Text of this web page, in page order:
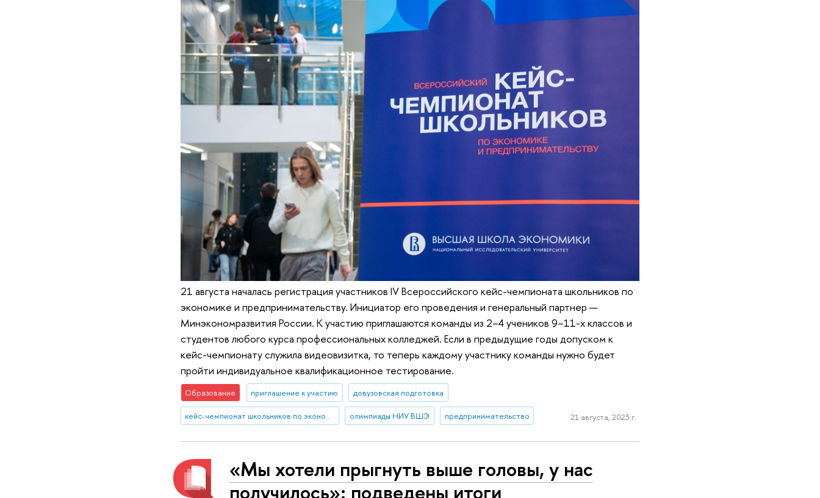
21 августа началась регистрация участников IV Всероссийского кейс-чемпионата школьников по
экономике и предпринимательству. Инициатор его проведения и генеральный партнер —
Минэкономразвития России. К участию приглашаются команды из 2–4 учеников 9–11-х классов и
студентов любого курса профессиональных колледжей. Если в предыдущие годы допуском к
кейс-чемпионату служила видеовизитка, то теперь каждому участнику команды нужно будет
пройти индивидуальное квалификационное тестирование.
Образование приглашение к участию довузовская подготовка
кейс-чемпионат школьников по экономике и предпринимательству олимпиады НИУ ВШЭ предпринимательство 21 августа, 2023 г.
«Мы хотели прыгнуть выше головы, у нас
получилось»: подведены итоги